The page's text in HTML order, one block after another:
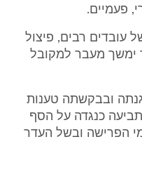
פעמיים.
עובדים רבים, פיצול
ימשך מעבר למקובל
ובבקשתה טענות
כנגדה על הסף
הפרישה ובשל העדר